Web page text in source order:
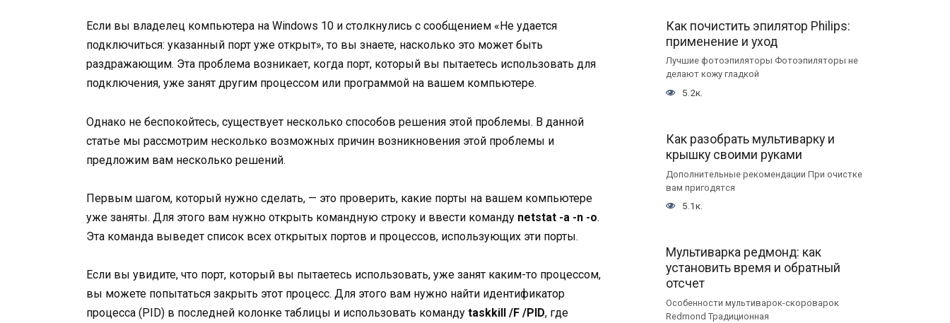
Если вы владелец компьютера на Windows 10 и столкнулись с сообщением «Не удается
подключиться: указанный порт уже открыт», то вы знаете, насколько это может быть
раздражающим. Эта проблема возникает, когда порт, который вы пытаетесь использовать для
подключения, уже занят другим процессом или программой на вашем компьютере.
Однако не беспокойтесь, существует несколько способов решения этой проблемы. В данной
статье мы рассмотрим несколько возможных причин возникновения этой проблемы и
предложим вам несколько решений.
Первым шагом, который нужно сделать, — это проверить, какие порты на вашем компьютере
уже заняты. Для этого вам нужно открыть командную строку и ввести команду netstat -a -n -o.
Эта команда выведет список всех открытых портов и процессов, использующих эти порты.
Если вы увидите, что порт, который вы пытаетесь использовать, уже занят каким-то процессом,
вы можете попытаться закрыть этот процесс. Для этого вам нужно найти идентификатор
процесса (PID) в последней колонке таблицы и использовать команду taskkill /F /PID, где
Как почистить эпилятор Philips:
применение и уход
Лучшие фотоэпиляторы Фотоэпиляторы не
делают кожу гладкой
5.2к.
Как разобрать мультиварку и
крышку своими руками
Дополнительные рекомендации При очистке
вам пригодятся
5.1к.
Мультиварка редмонд: как
установить время и обратный
отсчет
Особенности мультиварок-скороварок
Redmond Традиционная